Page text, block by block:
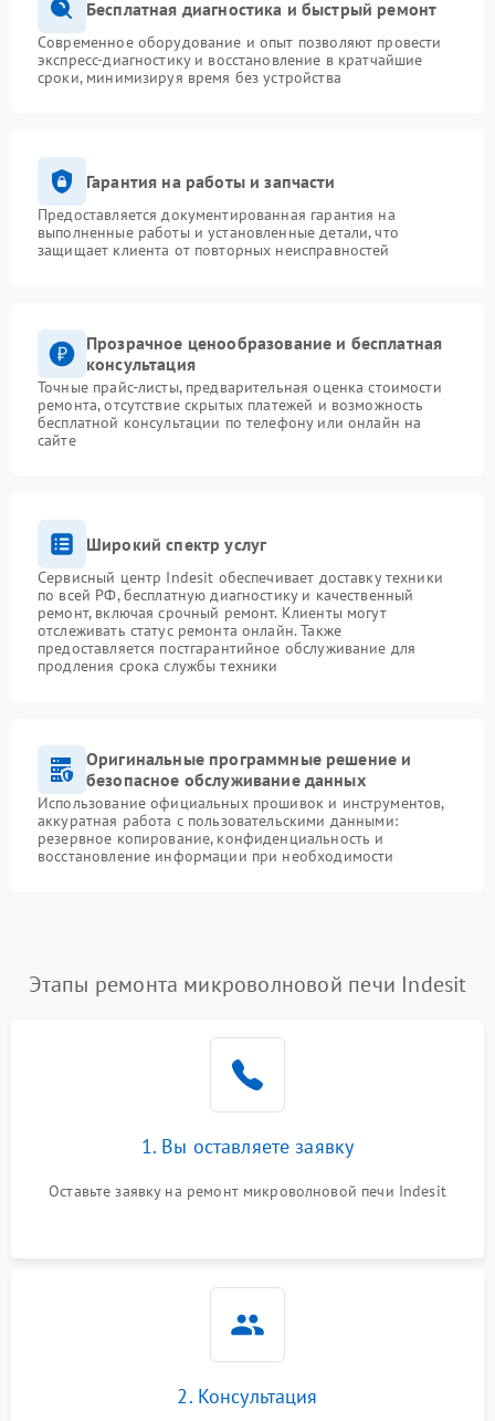
Бесплатная диагностика и быстрый ремонт
Современное оборудование и опыт позволяют провести
экспресс-диагностику и восстановление в кратчайшие
сроки, минимизируя время без устройства
Гарантия на работы и запчасти
Предоставляется документированная гарантия на
выполненные работы и установленные детали, что
защищает клиента от повторных неисправностей
Прозрачное ценообразование и бесплатная
консультация
Точные прайс-листы, предварительная оценка стоимости
ремонта, отсутствие скрытых платежей и возможность
бесплатной консультации по телефону или онлайн на
сайте
Широкий спектр услуг
Сервисный центр Indesit обеспечивает доставку техники
по всей РФ, бесплатную диагностику и качественный
ремонт, включая срочный ремонт. Клиенты могут
отслеживать статус ремонта онлайн. Также
предоставляется постгарантийное обслуживание для
продления срока службы техники
Оригинальные программные решение и
безопасное обслуживание данных
Использование официальных прошивок и инструментов,
аккуратная работа с пользовательскими данными:
резервное копирование, конфиденциальность и
восстановление информации при необходимости
Этапы ремонта микроволновой печи Indesit
1. Вы оставляете заявку
Оставьте заявку на ремонт микроволновой печи Indesit
2. Консультация